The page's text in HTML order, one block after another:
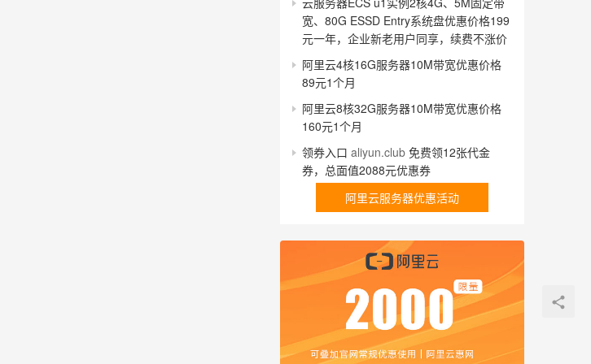
宽、80G ESSD Entry系统盘优惠价格199
元一年，企业新老用户同享，续费不涨价
阿里云4核16G服务器10M带宽优惠价格
89元1个月
阿里云8核32G服务器10M带宽优惠价格
160元1个月
领券入口 aliyun.club 免费领12张代金
券，总面值2088元优惠券
阿里云服务器优惠活动